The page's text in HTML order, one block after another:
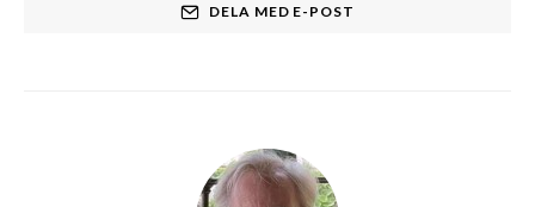
DELA MED E-POST